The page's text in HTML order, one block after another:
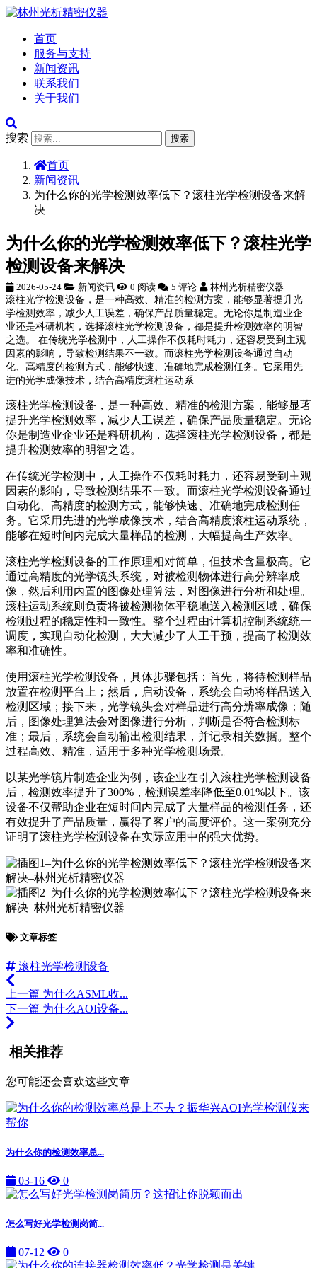
首页
服务与支持
新闻资讯
联系我们
关于我们
搜索 搜索
首页
新闻资讯
为什么你的光学检测效率低下？滚柱光学检测设备来解
决
为什么你的光学检测效率低下？滚柱光学
检测设备来解决
2026-05-24 新闻资讯 0 阅读 5 评论 林州光析精密仪器
滚柱光学检测设备，是一种高效、精准的检测方案，能够显著提升光
学检测效率，减少人工误差，确保产品质量稳定。无论你是制造业企
业还是科研机构，选择滚柱光学检测设备，都是提升检测效率的明智
之选。 在传统光学检测中，人工操作不仅耗时耗力，还容易受到主观
因素的影响，导致检测结果不一致。而滚柱光学检测设备通过自动
化、高精度的检测方式，能够快速、准确地完成检测任务。它采用先
进的光学成像技术，结合高精度滚柱运动系
滚柱光学检测设备，是一种高效、精准的检测方案，能够显著
提升光学检测效率，减少人工误差，确保产品质量稳定。无论
你是制造业企业还是科研机构，选择滚柱光学检测设备，都是
提升检测效率的明智之选。
在传统光学检测中，人工操作不仅耗时耗力，还容易受到主观
因素的影响，导致检测结果不一致。而滚柱光学检测设备通过
自动化、高精度的检测方式，能够快速、准确地完成检测任
务。它采用先进的光学成像技术，结合高精度滚柱运动系统，
能够在短时间内完成大量样品的检测，大幅提高生产效率。
滚柱光学检测设备的工作原理相对简单，但技术含量极高。它
通过高精度的光学镜头系统，对被检测物体进行高分辨率成
像，然后利用内置的图像处理算法，对图像进行分析和处理。
滚柱运动系统则负责将被检测物体平稳地送入检测区域，确保
检测过程的稳定性和一致性。整个过程由计算机控制系统统一
调度，实现自动化检测，大大减少了人工干预，提高了检测效
率和准确性。
使用滚柱光学检测设备，具体步骤包括：首先，将待检测样品
放置在检测平台上；然后，启动设备，系统会自动将样品送入
检测区域；接下来，光学镜头会对样品进行高分辨率成像；随
后，图像处理算法会对图像进行分析，判断是否符合检测标
准；最后，系统会自动输出检测结果，并记录相关数据。整个
过程高效、精准，适用于多种光学检测场景。
以某光学镜片制造企业为例，该企业在引入滚柱光学检测设备
后，检测效率提升了300%，检测误差率降低至0.01%以下。该
设备不仅帮助企业在短时间内完成了大量样品的检测任务，还
有效提升了产品质量，赢得了客户的高度评价。这一案例充分
证明了滚柱光学检测设备在实际应用中的强大优势。
文章标签
滚柱光学检测设备
上一篇 为什么ASML收...
下一篇 为什么AOI设备...
相关推荐
您可能还会喜欢这些文章
为什么你的检测效率总...
03-16 0
怎么写好光学检测岗简...
07-12 0